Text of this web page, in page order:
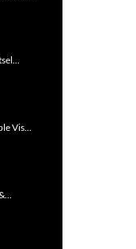
Vis...